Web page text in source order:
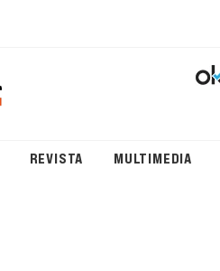
REVISTA MULTIMEDIA